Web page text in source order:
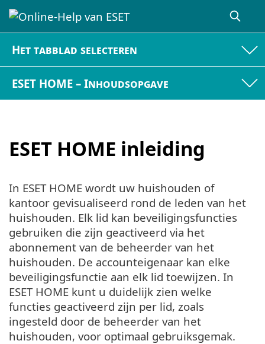
Het tabblad selecteren
ESET HOME – Inhoudsopgave
ESET HOME inleiding
In ESET HOME wordt uw huishouden of
kantoor gevisualiseerd rond de leden van het
huishouden. Elk lid kan beveiligingsfuncties
gebruiken die zijn geactiveerd via het
abonnement van de beheerder van het
huishouden. De accounteigenaar kan elke
beveiligingsfunctie aan elk lid toewijzen. In
ESET HOME kunt u duidelijk zien welke
functies geactiveerd zijn per lid, zoals
ingesteld door de beheerder van het
huishouden, voor optimaal gebruiksgemak.